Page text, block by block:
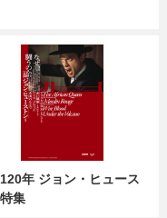
年 ジョン・ヒュース
集